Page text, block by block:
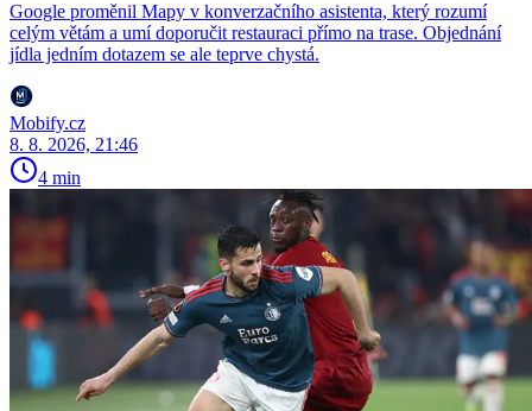
Google proměnil Mapy v konverzačního asistenta, který rozumí
celým větám a umí doporučit restauraci přímo na trase. Objednání
jídla jedním dotazem se ale teprve chystá.
Mobify.cz
8. 8. 2026, 21:46
4 min